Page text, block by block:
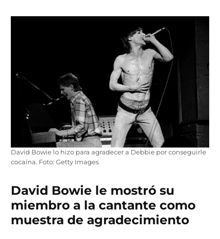
David Bowie lo hizo para agradecer a Debbie por conseguirle
cocaína. Foto: Getty Images
David Bowie le mostró su
miembro a la cantante como
muestra de agradecimiento